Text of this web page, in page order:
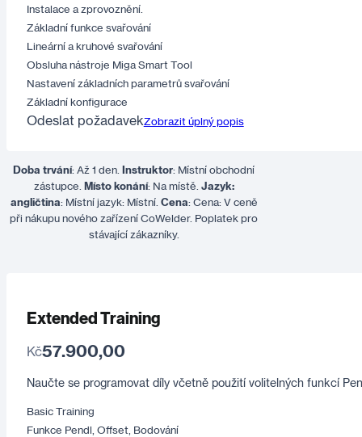
Instalace a zprovoznění.
Základní funkce svařování
Lineární a kruhové svařování
Obsluha nástroje Miga Smart Tool
Nastavení základních parametrů svařování
Základní konfigurace
Odeslat požadavekZobrazit úplný popis
Doba trvání: Až 1 den. Instruktor: Místní obchodní
zástupce. Místo konání: Na místě. Jazyk:
angličtina: Místní jazyk: Místní. Cena: Cena: V ceně
při nákupu nového zařízení CoWelder. Poplatek pro
stávající zákazníky.
Extended Training
Kč57.900,00
Naučte se programovat díly včetně použití volitelných funkcí
Basic Training
Funkce Pendl, Offset, Bodování